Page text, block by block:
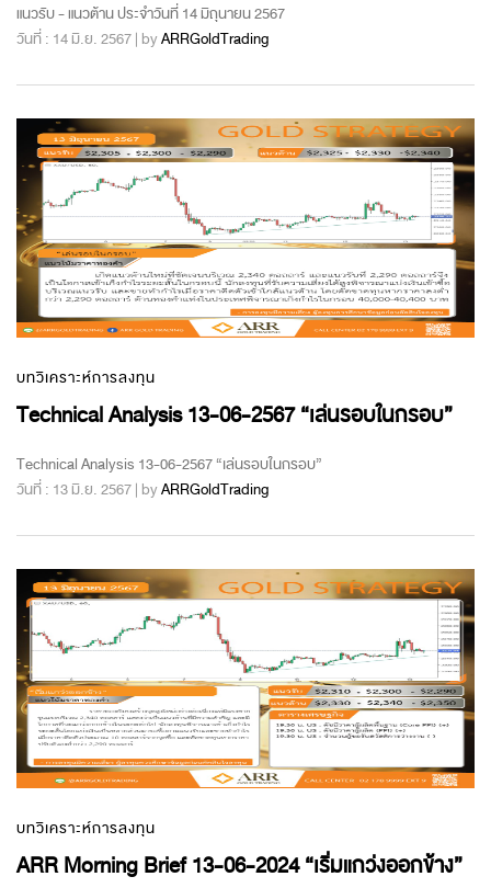
แนวรับ - แนวต้าน ประจำวันที่ 14 มิถุนายน 2567
วันที่ : 14 มิ.ย. 2567 | byARRGoldTrading
บทวิเคราะห์การลงทุน
Technical Analysis 13-06-2567 “เล่นรอบในกรอบ”
Technical Analysis 13-06-2567 “เล่นรอบในกรอบ”
วันที่ : 13 มิ.ย. 2567 | byARRGoldTrading
บทวิเคราะห์การลงทุน
ARR Morning Brief 13-06-2024 “เริ่มแกว่งออกข้าง”